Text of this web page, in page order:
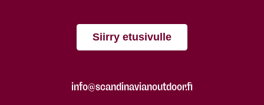
Siirry etusivulle
info@scandinavianoutdoor.fi